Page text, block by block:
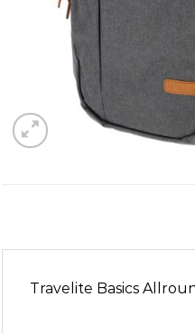
Travelite Basics